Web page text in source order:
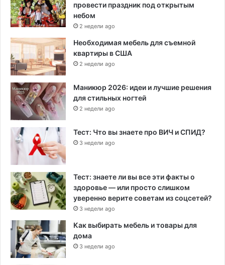
провести праздник под открытым
небом
2 недели ago
Необходимая мебель для съемной
квартиры в США
2 недели ago
Маникюр 2026: идеи и лучшие решения
для стильных ногтей
2 недели ago
Тест: Что вы знаете про ВИЧ и СПИД?
3 недели ago
Тест: знаете ли вы все эти факты о
здоровье — или просто слишком
уверенно верите советам из соцсетей?
3 недели ago
Как выбирать мебель и товары для
дома
3 недели ago